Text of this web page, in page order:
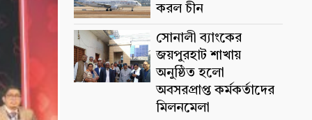
করল চীন
সোনালী ব্যাংকের
জয়পুরহাট শাখায়
অনুষ্ঠিত হলো
অবসরপ্রাপ্ত কর্মকর্তাদের
মিলনমেলা